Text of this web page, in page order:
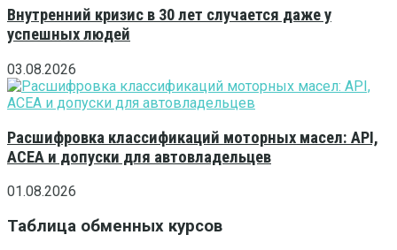
Внутренний кризис в 30 лет случается даже у
успешных людей
03.08.2026
Расшифровка классификаций моторных масел: API,
ACEA и допуски для автовладельцев
01.08.2026
Таблица обменных курсов